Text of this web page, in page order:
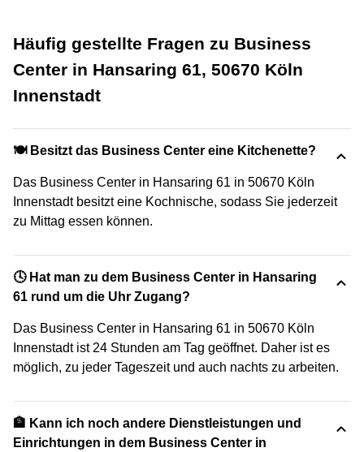
Häufig gestellte Fragen zu Business
Center in Hansaring 61, 50670 Köln
Innenstadt
🍽️ Besitzt das Business Center eine Kitchenette?
Das Business Center in Hansaring 61 in 50670 Köln
Innenstadt besitzt eine Kochnische, sodass Sie jederzeit
zu Mittag essen können.
🕓 Hat man zu dem Business Center in Hansaring
61 rund um die Uhr Zugang?
Das Business Center in Hansaring 61 in 50670 Köln
Innenstadt ist 24 Stunden am Tag geöffnet. Daher ist es
möglich, zu jeder Tageszeit und auch nachts zu arbeiten.
🏦 Kann ich noch andere Dienstleistungen und
Einrichtungen in dem Business Center in